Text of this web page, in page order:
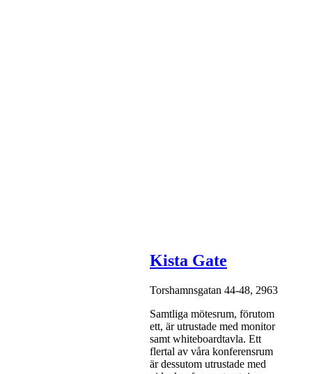
Kista Gate
Torshamnsgatan 44-48, 2963
Samtliga mötesrum, förutom
ett, är utrustade med monitor
samt whiteboardtavla. Ett
flertal av våra konferensrum
är dessutom utrustade med